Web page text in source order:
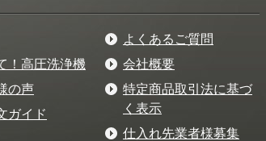
！高圧洗浄機
の声
ガイド
よくあるご質問
会社概要
特定商品取引法に基づ
く表示
仕入れ先業者様募集